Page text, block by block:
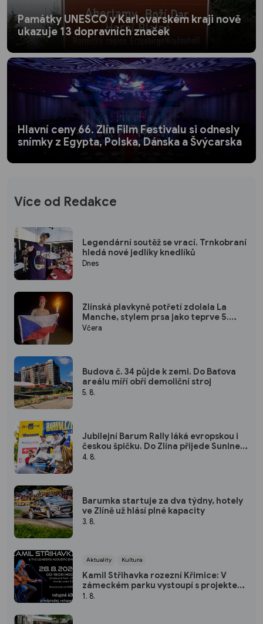
Památky UNESCO v Karlovarském kraji nově
ukazuje 13 dopravních značek
Hlavní ceny 66. Zlín Film Festivalu si odnesly
snímky z Egypta, Polska, Dánska a Švýcarska
Více od Redakce
Legendární soutěž se vrací. Trnkobraní
hledá nové jedlíky knedlíků
Dnes
Zlínská plavkyně potřetí zdolala La
Manche, stylem prsa jako teprve 5.
žena na světě
Včera
Budova č. 34 půjde k zemi. Do Baťova
areálu míří obří demoliční stroj
5. 8.
Jubilejní Barum Rally láká evropskou i
českou špičku. Do Zlína přijede Suninen,
Marczyk i legendární Kopecký
4. 8.
Barumka startuje za dva týdny, hotely
ve Zlíně už hlásí plné kapacity
3. 8.
Aktuality Kultura
Kamil Střihavka rozezní Křimice: V
zámeckém parku vystoupí s projektem
The Leaders Acoustic Band!
1. 8.